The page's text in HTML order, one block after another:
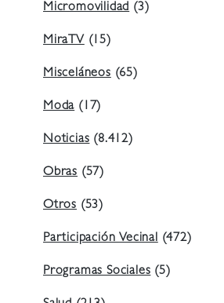
Micromovilidad (3)
MiraTV (15)
Misceláneos (65)
Moda (17)
Noticias (8.412)
Obras (57)
Otros (53)
Participación Vecinal (472)
Programas Sociales (5)